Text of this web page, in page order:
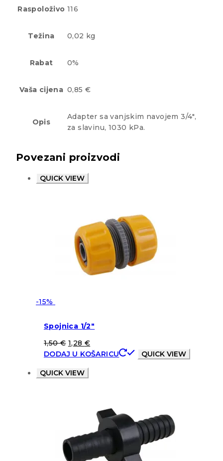
Raspoloživo 116
Težina 0,02 kg
Rabat 0%
Vaša cijena 0,85 €
Opis
Adapter sa vanjskim navojem 3/4",
za slavinu, 1030 kPa.
Povezani proizvodi
QUICK VIEW
-15%
Spojnica 1/2″
1,50€ 1,28 €
DODAJ U KOŠARICU
QUICK VIEW
QUICK VIEW